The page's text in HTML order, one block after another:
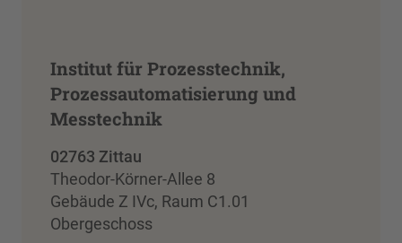
Institut für Prozesstechnik,
Prozessautomatisierung und
Messtechnik
02763 Zittau
Theodor-Körner-Allee 8
Gebäude Z IVc, Raum C1.01
Obergeschoss